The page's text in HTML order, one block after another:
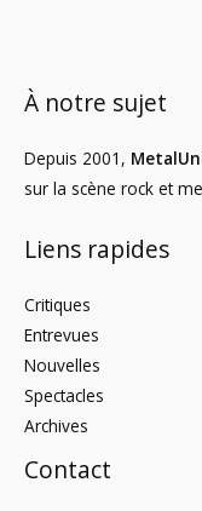
À notre sujet
Depuis 2001,
sur la scène rock et
Liens rapides
Critiques
Entrevues
Nouvelles
Spectacles
Archives
Contact